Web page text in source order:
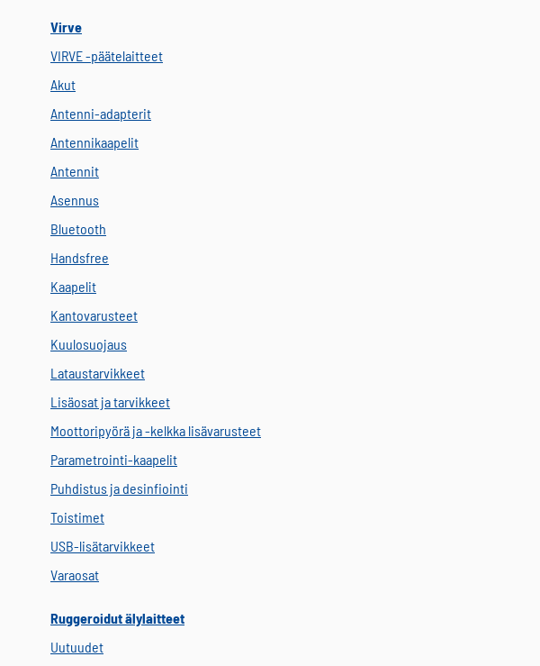
Virve
VIRVE -päätelaitteet
Akut
Antenni-adapterit
Antennikaapelit
Antennit
Asennus
Bluetooth
Handsfree
Kaapelit
Kantovarusteet
Kuulosuojaus
Lataustarvikkeet
Lisäosat ja tarvikkeet
Moottoripyörä ja -kelkka lisävarusteet
Parametrointi-kaapelit
Puhdistus ja desinfiointi
Toistimet
USB-lisätarvikkeet
Varaosat
Ruggeroidut älylaitteet
Uutuudet